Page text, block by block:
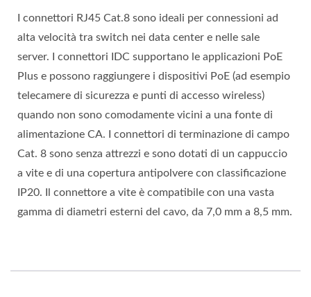
I connettori RJ45 Cat.8 sono ideali per connessioni ad
alta velocità tra switch nei data center e nelle sale
server. I connettori IDC supportano le applicazioni PoE
Plus e possono raggiungere i dispositivi PoE (ad esempio
telecamere di sicurezza e punti di accesso wireless)
quando non sono comodamente vicini a una fonte di
alimentazione CA. I connettori di terminazione di campo
Cat. 8 sono senza attrezzi e sono dotati di un cappuccio
a vite e di una copertura antipolvere con classificazione
IP20. Il connettore a vite è compatibile con una vasta
gamma di diametri esterni del cavo, da 7,0 mm a 8,5 mm.